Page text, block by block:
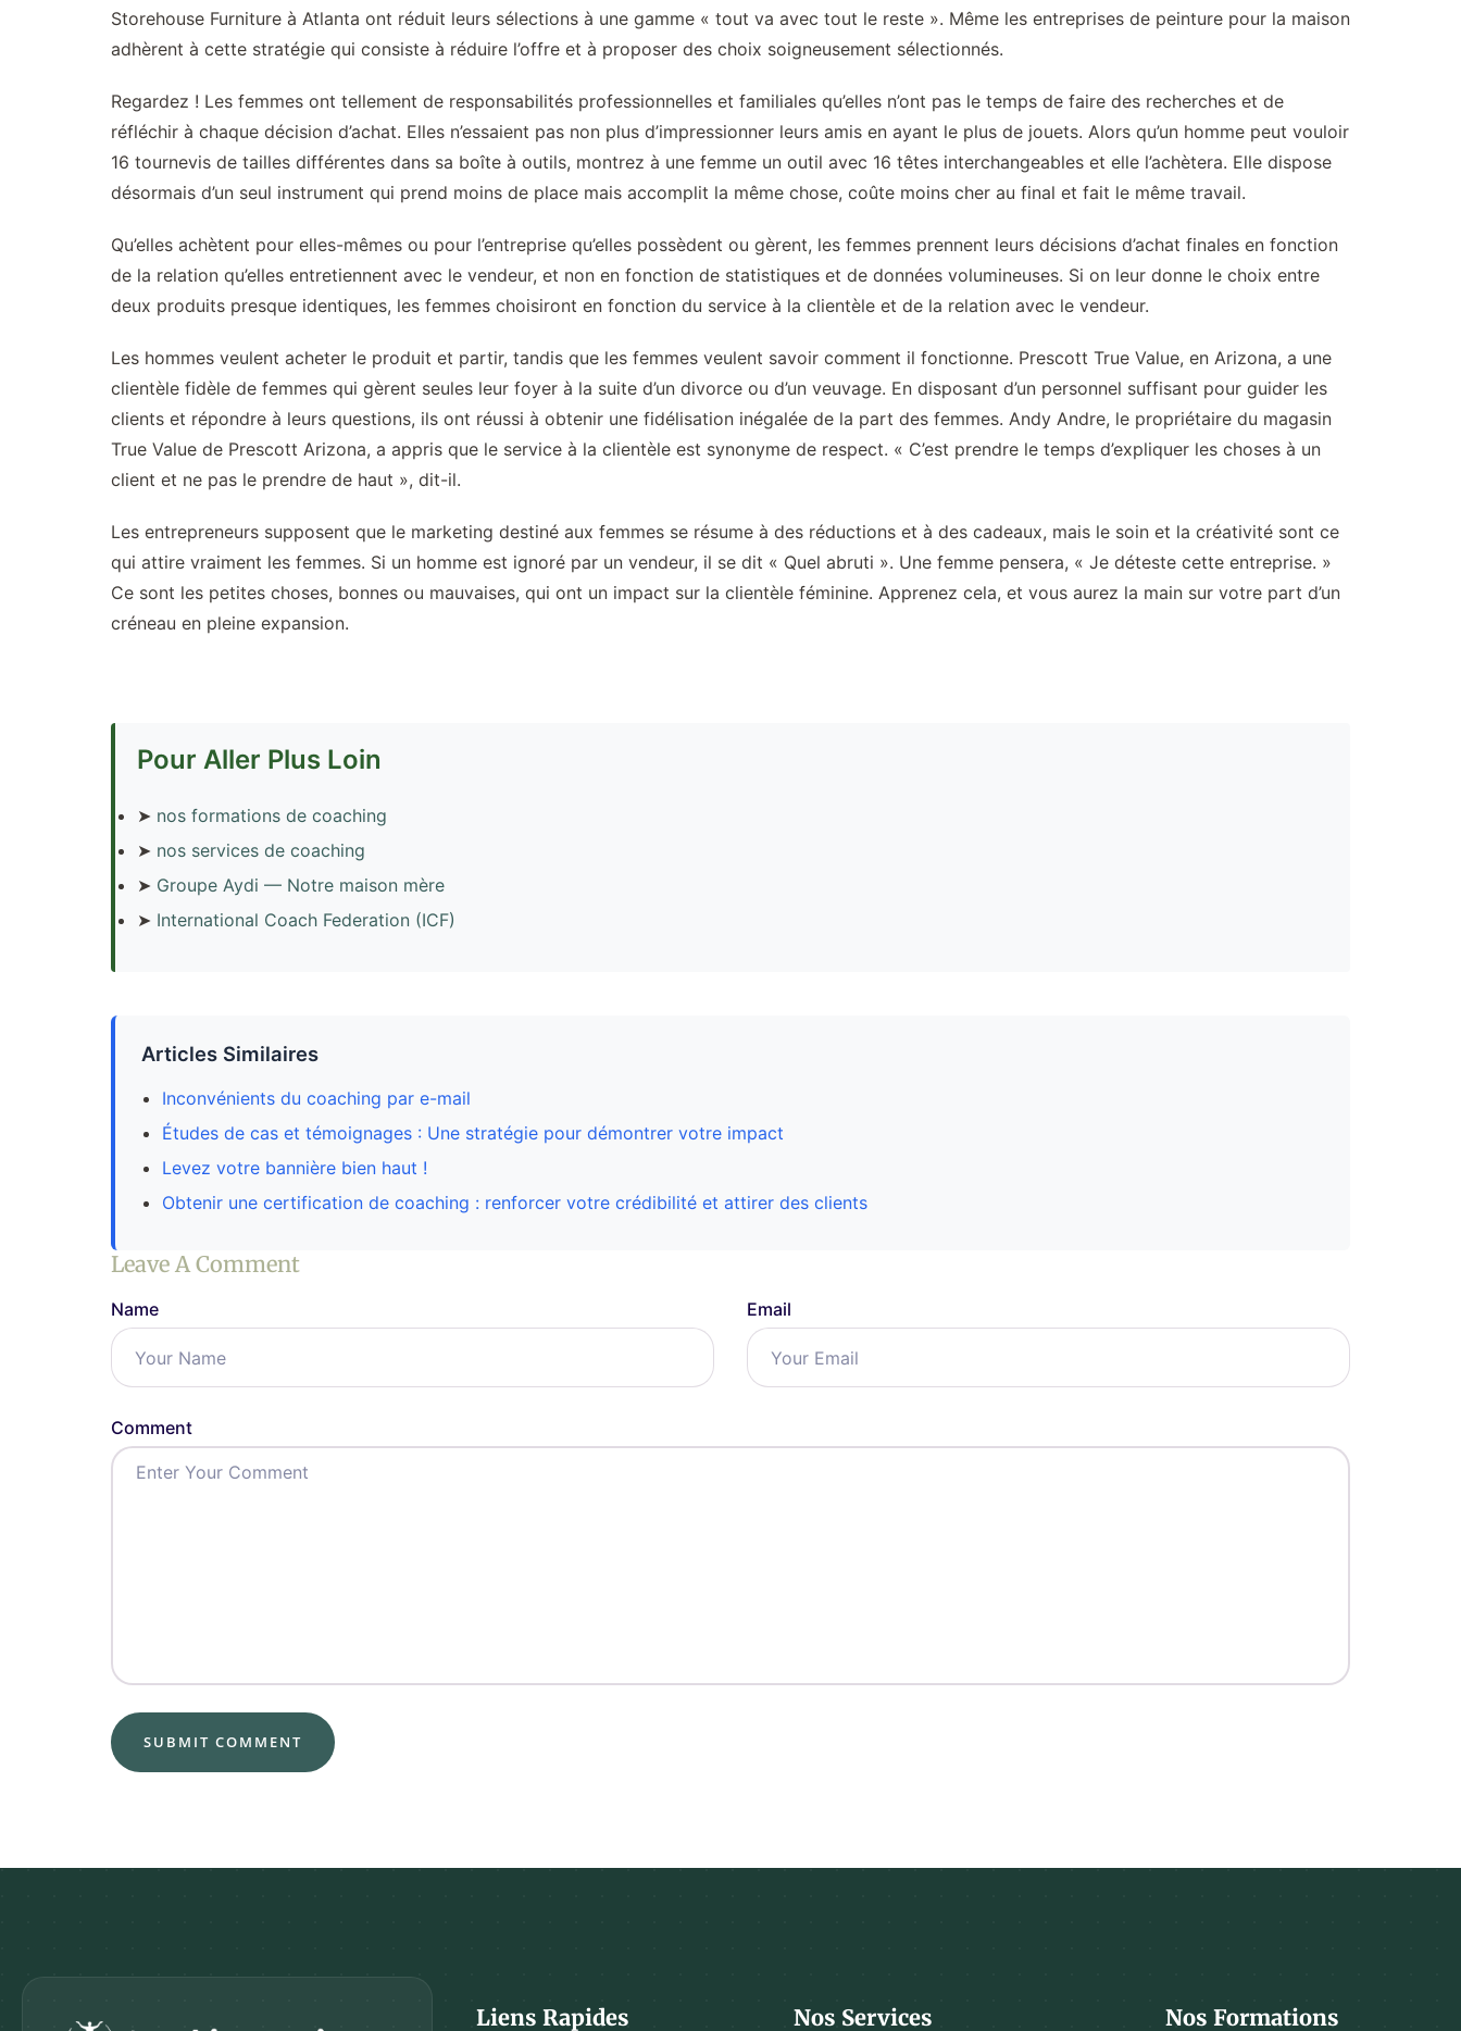
Storehouse Furniture à Atlanta ont réduit leurs sélections à une gamme « tout va avec tout le reste ». Même les entreprises de peinture pour la maison
adhèrent à cette stratégie qui consiste à réduire l’offre et à proposer des choix soigneusement sélectionnés.
Regardez ! Les femmes ont tellement de responsabilités professionnelles et familiales qu’elles n’ont pas le temps de faire des recherches et de
réfléchir à chaque décision d’achat. Elles n’essaient pas non plus d’impressionner leurs amis en ayant le plus de jouets. Alors qu’un homme peut vouloir
16 tournevis de tailles différentes dans sa boîte à outils, montrez à une femme un outil avec 16 têtes interchangeables et elle l’achètera. Elle dispose
désormais d’un seul instrument qui prend moins de place mais accomplit la même chose, coûte moins cher au final et fait le même travail.
Qu’elles achètent pour elles-mêmes ou pour l’entreprise qu’elles possèdent ou gèrent, les femmes prennent leurs décisions d’achat finales en fonction
de la relation qu’elles entretiennent avec le vendeur, et non en fonction de statistiques et de données volumineuses. Si on leur donne le choix entre
deux produits presque identiques, les femmes choisiront en fonction du service à la clientèle et de la relation avec le vendeur.
Les hommes veulent acheter le produit et partir, tandis que les femmes veulent savoir comment il fonctionne. Prescott True Value, en Arizona, a une
clientèle fidèle de femmes qui gèrent seules leur foyer à la suite d’un divorce ou d’un veuvage. En disposant d’un personnel suffisant pour guider les
clients et répondre à leurs questions, ils ont réussi à obtenir une fidélisation inégalée de la part des femmes. Andy Andre, le propriétaire du magasin
True Value de Prescott Arizona, a appris que le service à la clientèle est synonyme de respect. « C’est prendre le temps d’expliquer les choses à un
client et ne pas le prendre de haut », dit-il.
Les entrepreneurs supposent que le marketing destiné aux femmes se résume à des réductions et à des cadeaux, mais le soin et la créativité sont ce
qui attire vraiment les femmes. Si un homme est ignoré par un vendeur, il se dit « Quel abruti ». Une femme pensera, « Je déteste cette entreprise. »
Ce sont les petites choses, bonnes ou mauvaises, qui ont un impact sur la clientèle féminine. Apprenez cela, et vous aurez la main sur votre part d’un
créneau en pleine expansion.
Pour Aller Plus Loin
➤ nos formations de coaching
➤ nos services de coaching
➤ Groupe Aydi — Notre maison mère
➤ International Coach Federation (ICF)
Articles Similaires
Inconvénients du coaching par e-mail
Études de cas et témoignages : Une stratégie pour démontrer votre impact
Levez votre bannière bien haut !
Obtenir une certification de coaching : renforcer votre crédibilité et attirer des clients
Leave A Comment
Name Email
Comment
Liens Rapides Nos Services Nos Formations